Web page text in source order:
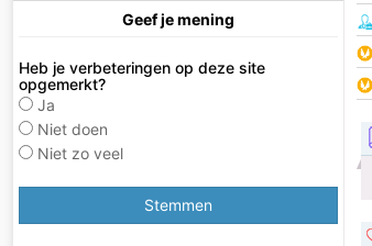
Geef je mening
Heb je verbeteringen op deze site
opgemerkt?
Ja
Niet doen
Niet zo veel
Stemmen